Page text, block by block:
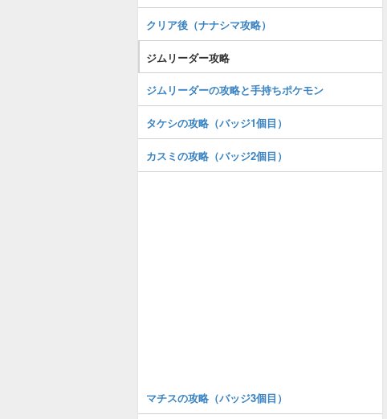
クリア後（ナナシマ攻略）
ジムリーダー攻略
ジムリーダーの攻略と手持ちポケモン
タケシの攻略（バッジ1個目）
カスミの攻略（バッジ2個目）
マチスの攻略（バッジ3個目）